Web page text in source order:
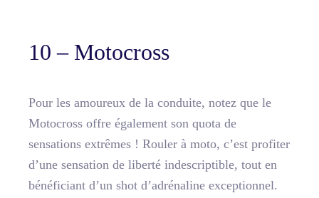
10 – Motocross
Pour les amoureux de la conduite, notez que le
Motocross offre également son quota de
sensations extrêmes ! Rouler à moto, c’est profiter
d’une sensation de liberté indescriptible, tout en
bénéficiant d’un shot d’adrénaline exceptionnel.